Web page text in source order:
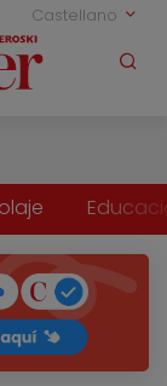
Castellano